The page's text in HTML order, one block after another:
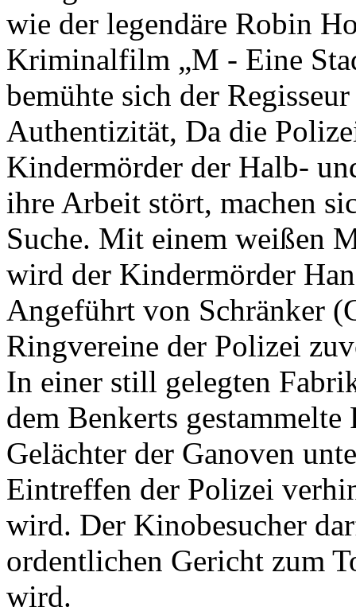
wie der legendäre Robin
Kriminalfilm „M - Eine
bemühte sich der
Authentizität, Da die
Kindermörder der Halb-
ihre Arbeit stört, machen
Suche. Mit einem weißen
wird der Kindermörder
Angeführt von Schränker
Ringvereine der Polizei
In einer still gelegten
dem Benkerts
Gelächter der Ganoven
Eintreffen der Polizei
wird. Der Kinobesucher
ordentlichen Gericht zum
wird.